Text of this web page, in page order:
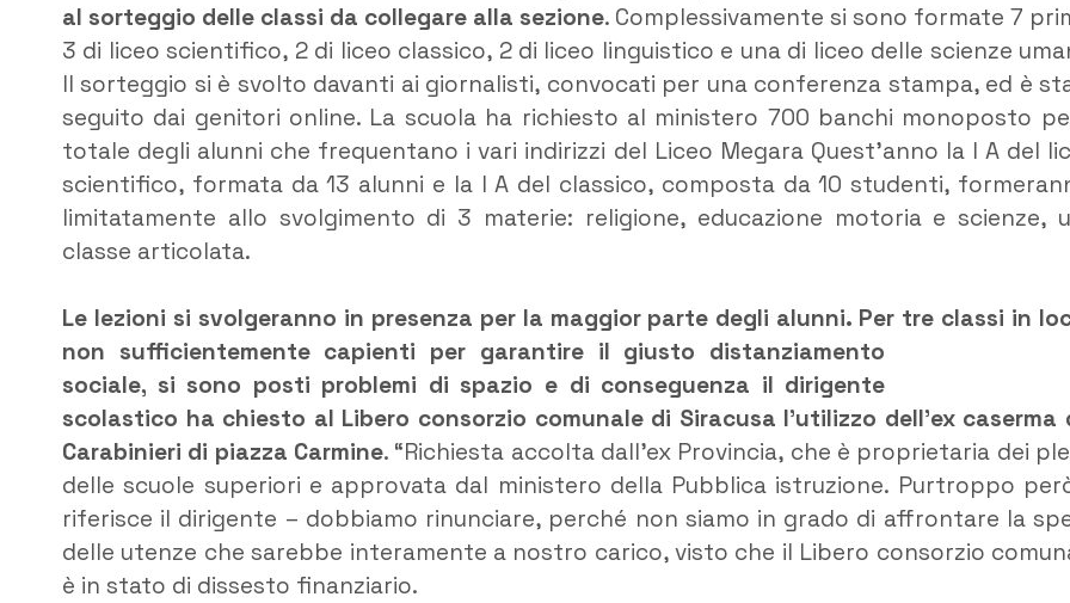
al sorteggio delle classi da collegare alla sezione. Complessivamente si sono formate 7
3 di liceo scientifico, 2 di liceo classico, 2 di liceo linguistico e una di liceo delle scienze
Il sorteggio si è svolto davanti ai giornalisti, convocati per una conferenza stampa, ed è
seguito dai genitori online. La scuola ha richiesto al ministero 700 banchi monoposto
totale degli alunni che frequentano i vari indirizzi del Liceo Megara Quest’anno la I A del
scientifico, formata da 13 alunni e la I A del classico, composta da 10 studenti,
limitatamente allo svolgimento di 3 materie: religione, educazione motoria e scienze,
classe articolata.
Le lezioni si svolgeranno in presenza per la maggior parte degli alunni. Per tre classi in
non sufficientemente capienti per garantire il giusto distanziamento
sociale, si sono posti problemi di spazio e di conseguenza il dirigente
scolastico ha chiesto al Libero consorzio comunale di Siracusa l’utilizzo dell’ex caserma
Carabinieri di piazza Carmine. “Richiesta accolta dall’ex Provincia, che è proprietaria dei
delle scuole superiori e approvata dal ministero della Pubblica istruzione. Purtroppo
riferisce il dirigente – dobbiamo rinunciare, perché non siamo in grado di affrontare la
delle utenze che sarebbe interamente a nostro carico, visto che il Libero consorzio
è in stato di dissesto finanziario.